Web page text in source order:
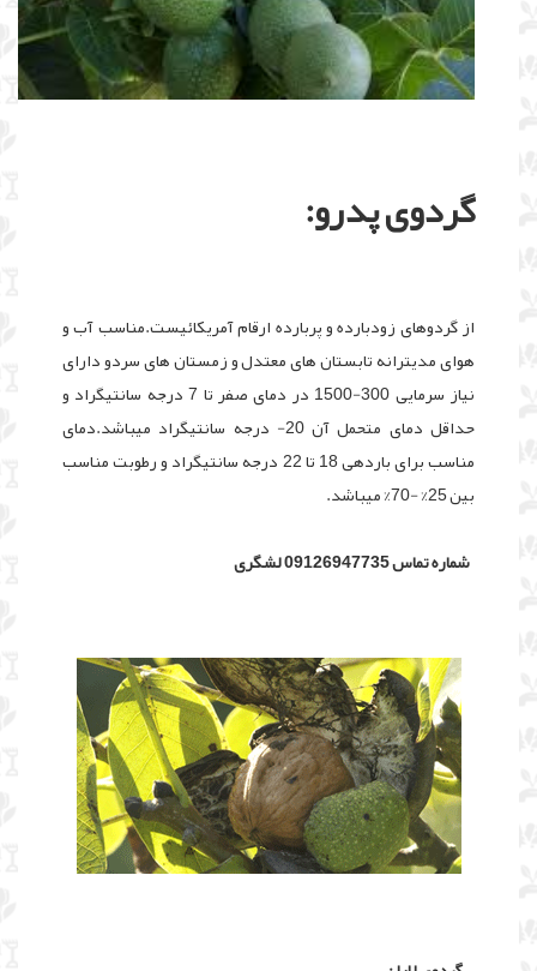
گردوی پدرو:
از گردوهای زودبارده و پربارده ارقام آمریکائیست.مناسب آب و
هوای مدیترانه تابستان های معتدل و زمستان های سردو دارای
نیاز سرمایی 300-1500 در دمای صفر تا 7 درجه سانتیگراد و
حداقل دمای متحمل آن 20- درجه سانتیگراد میباشد.دمای
مناسب برای باردهی 18 تا 22 درجه سانتیگراد و رطوبت مناسب
بین 25% -70% میباشد.
شماره تماس 09126947735 لشگری